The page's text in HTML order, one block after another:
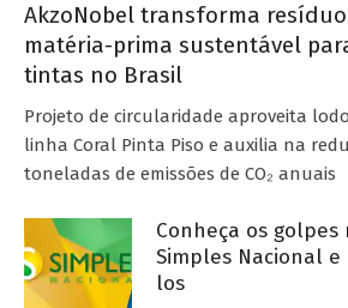
AkzoNobel transforma
matéria-prima sustentável
tintas no Brasil
Projeto de circularidade aproveita
linha Coral Pinta Piso e auxilia na
toneladas de emissões de CO₂ anuais
Conheça os golpes
Simples Nacional
los